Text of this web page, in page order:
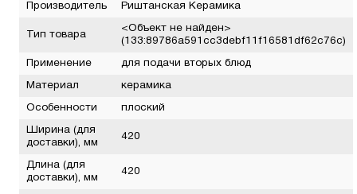
Производитель Риштанская Керамика
Тип товара
<Объект не найден>
(133:89786a591cc3debf11f16581df62c76c)
Применение для подачи вторых блюд
Материал керамика
Особенности плоский
Ширина (для
доставки), мм
420
Длина (для
доставки), мм
420